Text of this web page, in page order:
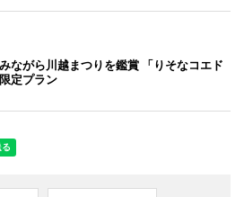
ながら川越まつりを鑑賞 「りそなコエド
定プラン